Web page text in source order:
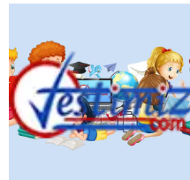
javascript desteğinin etkin
sayfa yüklenmediyse buraya...